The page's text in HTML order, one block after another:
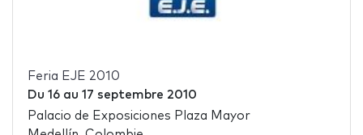
Feria EJE 2010
Du 16au 17 septembre 2010
Palacio de Exposiciones Plaza Mayor